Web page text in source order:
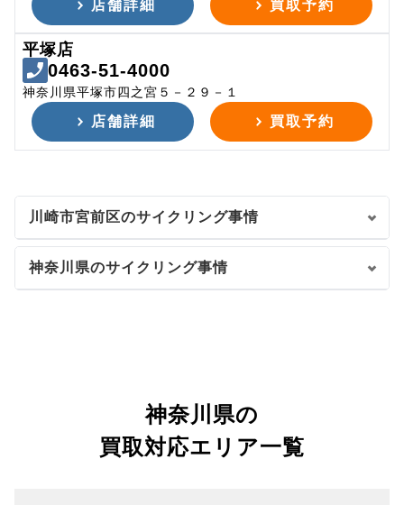
店舗詳細 買取予約
平塚店
0463-51-4000
神奈川県平塚市四之宮５－２９－１
店舗詳細 買取予約
川崎市宮前区のサイクリング事情
神奈川県のサイクリング事情
神奈川県の
買取対応エリア一覧